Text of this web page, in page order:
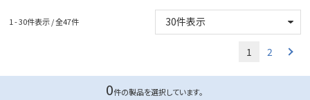
1 - 30件表示 / 全47件
1 2
0件の製品を選択しています。